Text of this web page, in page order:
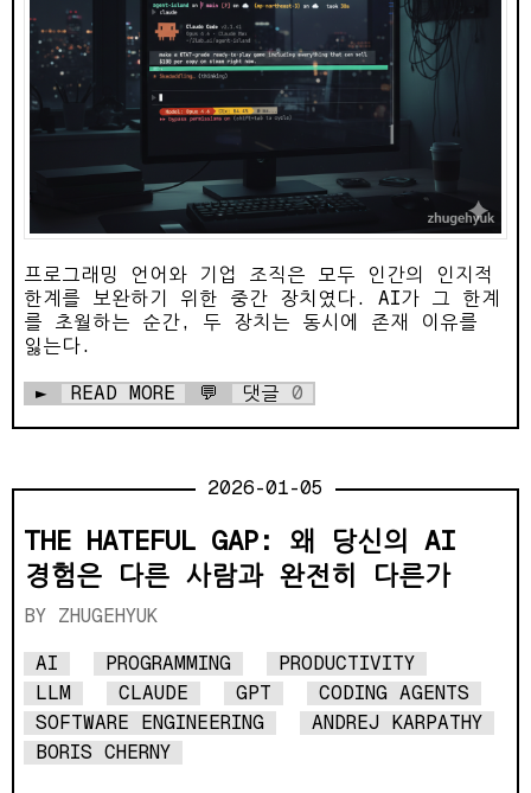
프로그래밍 언어와 기업 조직은 모두 인간의 인지적
한계를 보완하기 위한 중간 장치였다. AI가 그 한계
를 초월하는 순간, 두 장치는 동시에 존재 이유를
잃는다.
► READ MORE 💬 댓글 0
2026-01-05
THE HATEFUL GAP: 왜 당신의 AI
경험은 다른 사람과 완전히 다른가
ZHUGEHYUK
AI PROGRAMMING
PRODUCTIVITY
LLM
CLAUDE GPT
CODING AGENTS
SOFTWARE ENGINEERING
ANDREJ KARPATHY
BORIS CHERNY